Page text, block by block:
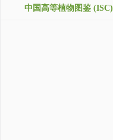
中国高等植物图鉴 (ISC)